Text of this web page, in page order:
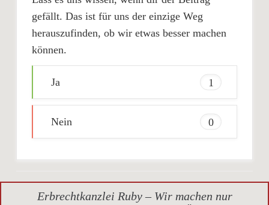
gefällt. Das ist für uns der einzige Weg
herauszufinden, ob wir etwas besser machen
können.
Ja 1
Nein 0
Erbrechtkanzlei Ruby – Wir machen nur